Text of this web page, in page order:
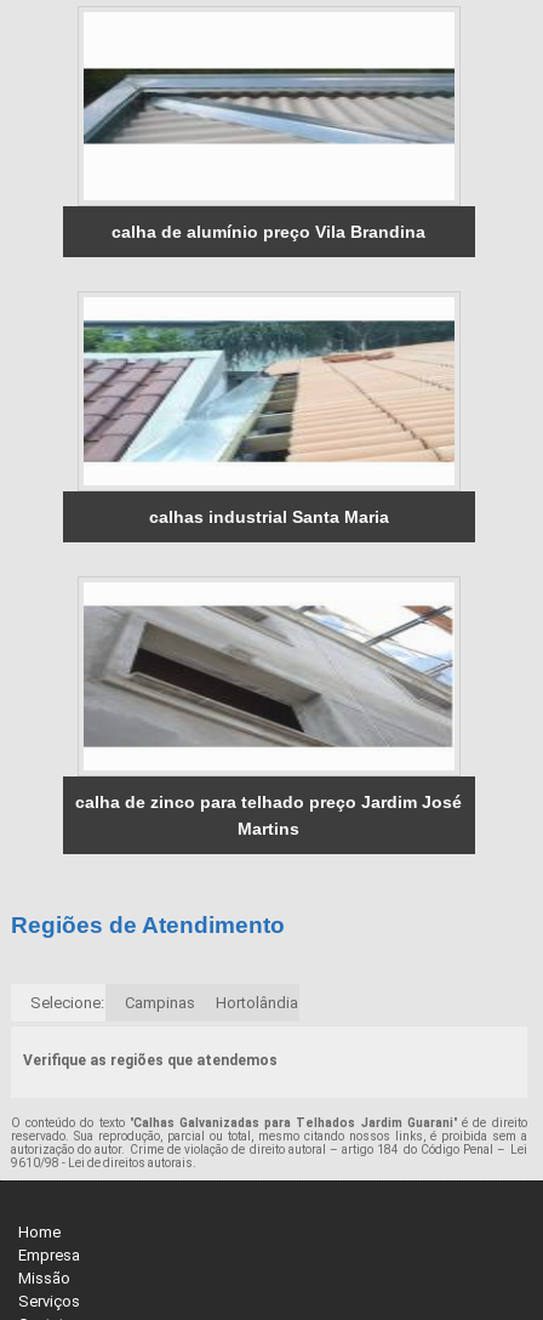
calha de alumínio preço Vila Brandina
calhas industrial Santa Maria
calha de zinco para telhado preço Jardim José
Martins
Regiões de Atendimento
Selecione: Campinas Hortolândia
Verifique as regiões que atendemos
O conteúdo do texto "Calhas Galvanizadas para Telhados Jardim Guarani" é de direito
reservado. Sua reprodução, parcial ou total, mesmo citando nossos links, é proibida sem a
autorização do autor. Crime de violação de direito autoral – artigo 184 do Código Penal –
Lei
9610/98 - Lei de direitos autorais.
Home
Empresa
Missão
Serviços